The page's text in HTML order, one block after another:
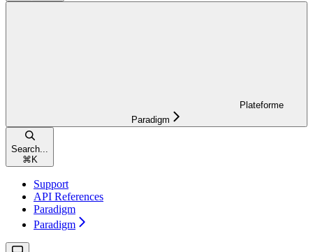
Plateforme
Paradigm
Search...
⌘ K
Support
API References
Paradigm
Paradigm